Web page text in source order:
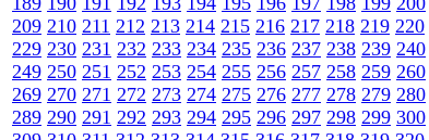
209 210 211 212 213 214 215 216 217 218 219 220
229 230 231 232 233 234 235 236 237 238 239 240
249 250 251 252 253 254 255 256 257 258 259 260
269 270 271 272 273 274 275 276 277 278 279 280
289 290 291 292 293 294 295 296 297 298 299 300